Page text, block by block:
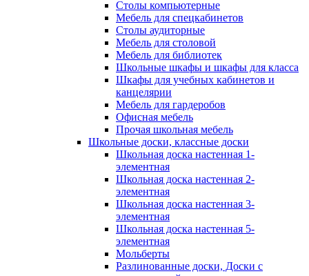
Столы компьютерные
Мебель для спецкабинетов
Столы аудиторные
Мебель для столовой
Мебель для библиотек
Школьные шкафы и шкафы для класса
Шкафы для учебных кабинетов и
канцелярии
Мебель для гардеробов
Офисная мебель
Прочая школьная мебель
Школьные доски, классные доски
Школьная доска настенная 1-
элементная
Школьная доска настенная 2-
элементная
Школьная доска настенная 3-
элементная
Школьная доска настенная 5-
элементная
Мольберты
Разлинованные доски, Доски с